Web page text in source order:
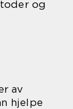
og
av
hjelpe